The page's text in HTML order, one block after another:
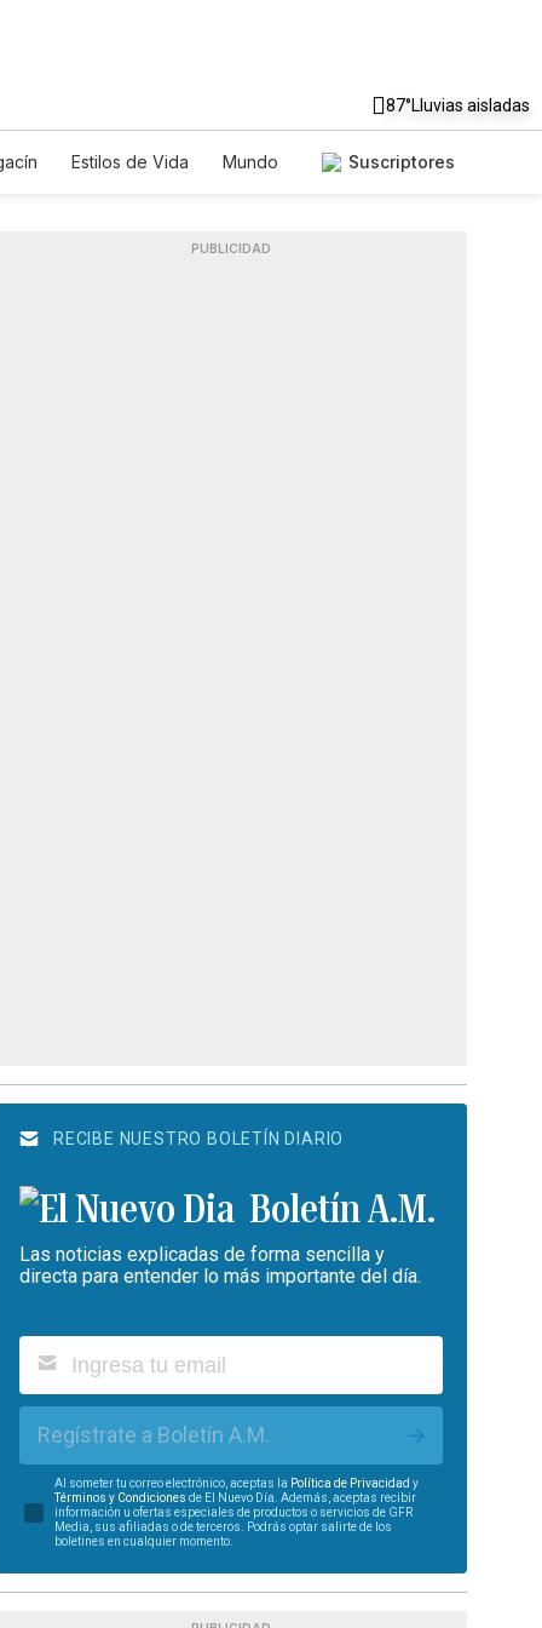
87°Lluvias aisladas
Estilos de Vida
Mundo
Suscriptores
PUBLICIDAD
RECIBE NUESTRO BOLETÍN DIARIO
Boletín A.M.
Las noticias explicadas de forma sencilla y
directa para entender lo más importante del día.
Regístrate a Boletín A.M.
Al someter tu correo electrónico, aceptas la Política de Privacidad y
Términos y Condiciones de El Nuevo Día. Además, aceptas recibir
información u ofertas especiales de productos o servicios de GFR
Media, sus afiliadas o de terceros. Podrás optar salirte de los
boletines en cualquier momento.